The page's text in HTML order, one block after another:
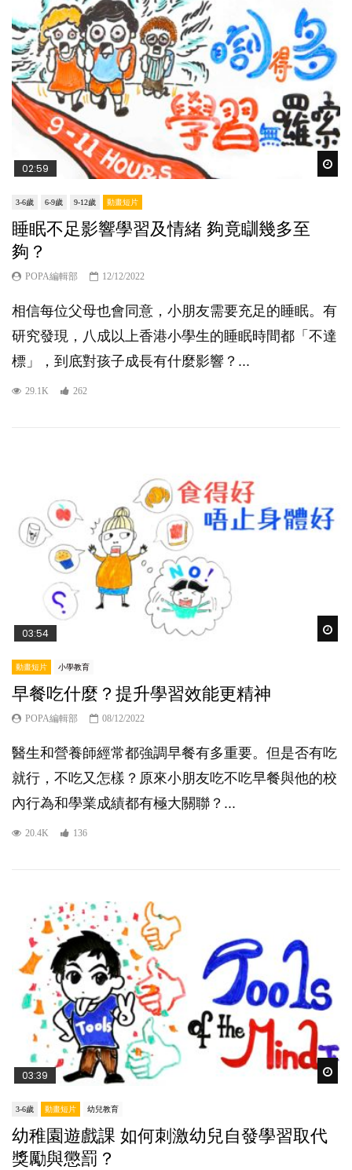
02:59
3-6歲 6-9歲 9-12歲 動畫短片
睡眠不足影響學習及情緒 夠竟瞓幾多至
夠？
POPA編輯部 12/12/2022
相信每位父母也會同意，小朋友需要充足的睡眠。有
研究發現，八成以上香港小學生的睡眠時間都「不達
標」，到底對孩子成長有什麼影響？...
29.1K 262
03:54
動畫短片 小學教育
早餐吃什麼？提升學習效能更精神
POPA編輯部 08/12/2022
醫生和營養師經常都強調早餐有多重要。但是否有吃
就行，不吃又怎樣？原來小朋友吃不吃早餐與他的校
內行為和學業成績都有極大關聯？...
20.4K 136
03:39
3-6歲 動畫短片 幼兒教育
幼稚園遊戲課 如何刺激幼兒自發學習取代
獎勵與懲罰？